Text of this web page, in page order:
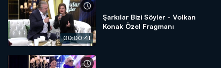
00:00:41
Şarkılar Bizi Söyler - Volkan
Konak Özel Fragmanı